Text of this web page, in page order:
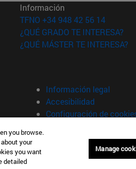
ventana)
nueva ventana)
ventana)
Información
TFNO +34 948 42 56 14
¿QUÉ GRADO TE INTERESA?
¿QUÉ MÁSTER TE INTERESA?
Información legal
Accesibilidad
Configuración de
you browse.
your
you want
detailed
Manage